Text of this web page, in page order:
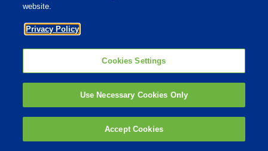
Muktesvar
Komarov
Roakin
Szczepionki wektorowe
Szczepionki wektorowe można pokrótce zdefiniować
jako produkt końcowy procesu genetycznej
manipulacji na mikroorganizmach, polegającego na
izolacji pewnych genów dawcy i wstawieniu ich do
materiału genetycznego innego mikroorganizmu
website.
Privacy Policy
Cookies Settings
Use Necessary Cookies Only
Accept Cookies